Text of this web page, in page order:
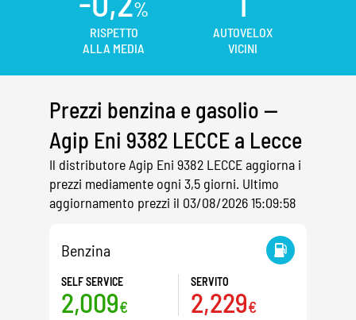
%
RISPETTO
ALLA MEDIA
AUTOVELOX
VICINI
Prezzi benzina e gasolio —
Agip Eni 9382 LECCE a Lecce
Il distributore Agip Eni 9382 LECCE aggiorna i
prezzi mediamente ogni 3,5 giorni. Ultimo
aggiornamento prezzi il 03/08/2026 15:09:58
Benzina
SELF SERVICE
2,009€
SERVITO
2,229€